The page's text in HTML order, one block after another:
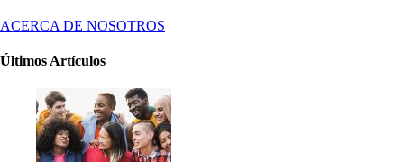
ACERCA DE NOSOTROS
Últimos Artículos